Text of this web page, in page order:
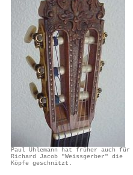
Paul Uhlemann hat früher auch für
Richard Jacob "Weissgerber" die
Köpfe geschnitzt.